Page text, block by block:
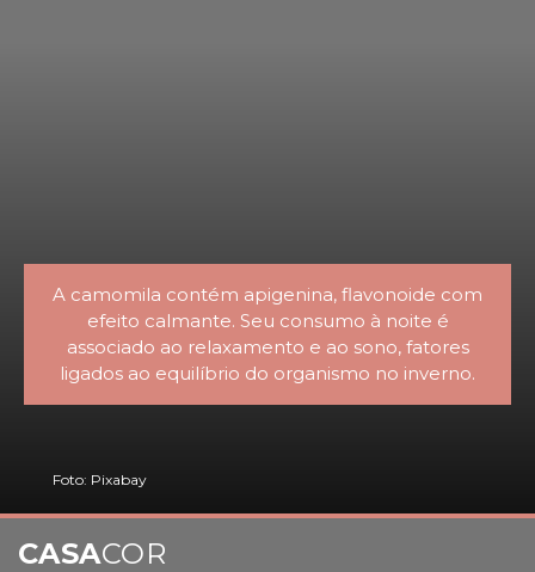
A camomila contém apigenina, flavonoide com
efeito calmante. Seu consumo à noite é
associado ao relaxamento e ao sono, fatores
ligados ao equilíbrio do organismo no inverno.
Foto: Pixabay
CASACOR